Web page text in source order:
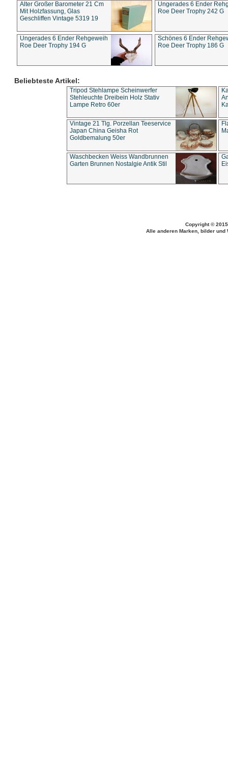
Alter Großer Barometer 21 Cm
Mit Holzfassung, Glas
Geschliffen Vintage 5319 19
Ungerades 6 Ender
Roe Deer Trophy 242 G
Ungerades 6 Ender Rehgeweih
Roe Deer Trophy 194 G
Schönes 6 Ender
Roe Deer Trophy 186 G
Beliebteste Artikel:
Tripod Stehlampe Scheinwerfer
Stehleuchte Dreibein Holz Stativ
Lampe Retro 60er
Vintage 21 Tlg. Porzellan Teeservice
Japan China Geisha Rot
Goldbemalung 50er
Waschbecken Weiss Wandbrunnen
Garten Brunnen Nostalgie Antik Stil
Copyright ©
Alle anderen Marken, bilder und